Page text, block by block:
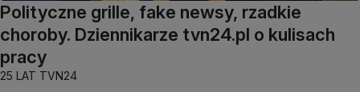
Polityczne grille, fake newsy, rzadkie
choroby. Dziennikarze tvn24.pl o kulisach
pracy
25 LAT TVN24